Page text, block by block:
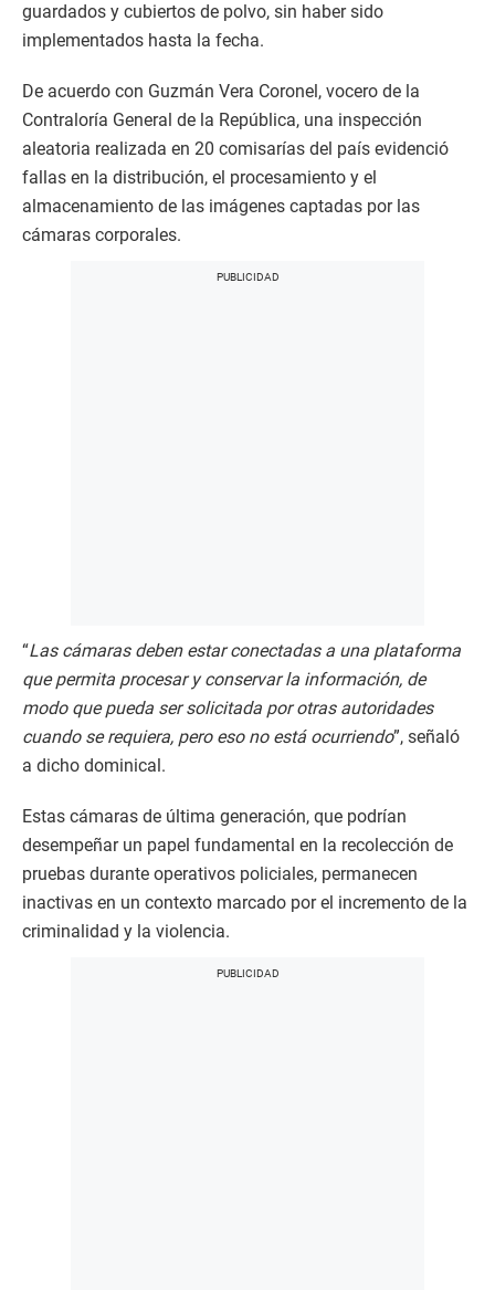
guardados y cubiertos de polvo, sin haber sido
implementados hasta la fecha.
De acuerdo con Guzmán Vera Coronel, vocero de la
Contraloría General de la República, una inspección
aleatoria realizada en 20 comisarías del país evidenció
fallas en la distribución, el procesamiento y el
almacenamiento de las imágenes captadas por las
cámaras corporales.
“Las cámaras deben estar conectadas a una plataforma
que permita procesar y conservar la información, de
modo que pueda ser solicitada por otras autoridades
cuando se requiera, pero eso no está ocurriendo”, señaló
a dicho dominical.
Estas cámaras de última generación, que podrían
desempeñar un papel fundamental en la recolección de
pruebas durante operativos policiales, permanecen
inactivas en un contexto marcado por el incremento de la
criminalidad y la violencia.